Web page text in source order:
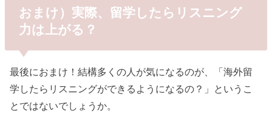
おまけ）実際、留学したらリスニング
力は上がる？
最後におまけ！結構多くの人が気になるのが、「海外留
学したらリスニングができるようになるの？」というこ
とではないでしょうか。